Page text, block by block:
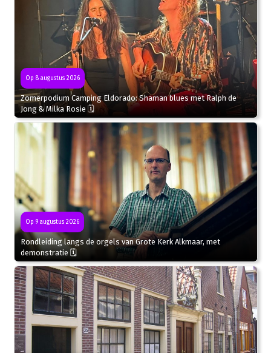
Op 8 augustus 2026
Zomerpodium Camping Eldorado: Shaman blues met Ralph de
Jong & Milka Rosie 🗓
Op 9 augustus 2026
Rondleiding langs de orgels van Grote Kerk Alkmaar, met
demonstratie 🗓